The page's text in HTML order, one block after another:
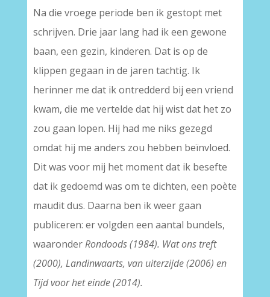
Na die vroege periode ben ik gestopt met
schrijven. Drie jaar lang had ik een gewone
baan, een gezin, kinderen. Dat is op de
klippen gegaan in de jaren tachtig. Ik
herinner me dat ik ontredderd bij een vriend
kwam, die me vertelde dat hij wist dat het zo
zou gaan lopen. Hij had me niks gezegd
omdat hij me anders zou hebben beïnvloed.
Dit was voor mij het moment dat ik besefte
dat ik gedoemd was om te dichten, een poète
maudit dus. Daarna ben ik weer gaan
publiceren: er volgden een aantal bundels,
waaronderRondoods (1984). Wat ons treft
(2000), Landinwaarts, van uiterzijde (2006) en
Tijd voor het einde (2014).